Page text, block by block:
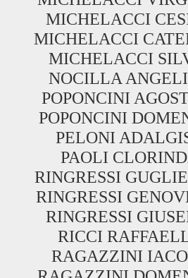
MICHELACCI
MICHELACCI
MICHELACCI
NOCILLA
POPONCINI
POPONCINI
PELONI
PAOLI
RINGRESSI
RINGRESSI
RINGRESSI
RICCI
RAGAZZINI